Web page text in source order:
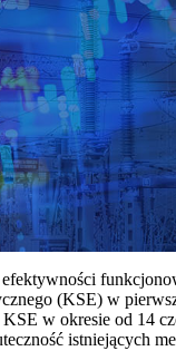
(KSE) w
w okresie od 14
istniejących